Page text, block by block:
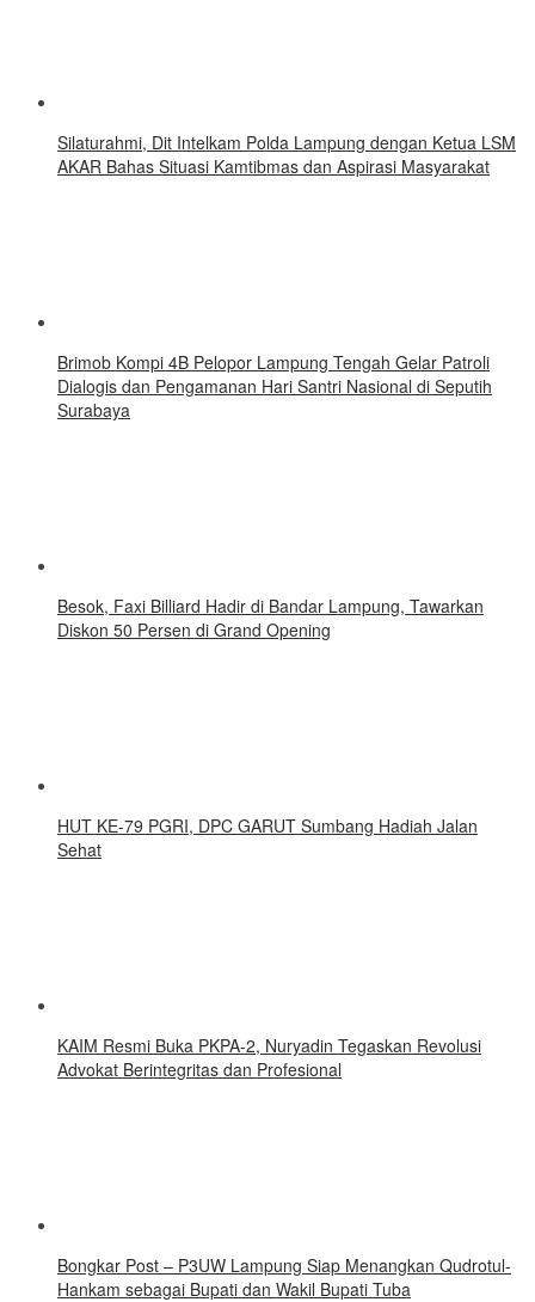
Silaturahmi, Dit Intelkam Polda Lampung dengan Ketua LSM
AKAR Bahas Situasi Kamtibmas dan Aspirasi Masyarakat
Brimob Kompi 4B Pelopor Lampung Tengah Gelar Patroli
Dialogis dan Pengamanan Hari Santri Nasional di Seputih
Surabaya
Besok, Faxi Billiard Hadir di Bandar Lampung, Tawarkan
Diskon 50 Persen di Grand Opening
HUT KE-79 PGRI, DPC GARUT Sumbang Hadiah Jalan
Sehat
KAIM Resmi Buka PKPA-2, Nuryadin Tegaskan Revolusi
Advokat Berintegritas dan Profesional
Bongkar Post – P3UW Lampung Siap Menangkan Qudrotul-
Hankam sebagai Bupati dan Wakil Bupati Tuba